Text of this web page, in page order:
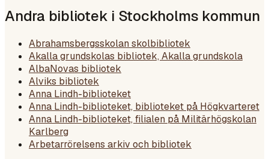
Andra bibliotek i Stockholms kommun
Abrahamsbergsskolan skolbibliotek
Akalla grundskolas bibliotek, Akalla grundskola
AlbaNovas bibliotek
Alviks bibliotek
Anna Lindh-biblioteket
Anna Lindh-biblioteket, biblioteket på Högkvarteret
Anna Lindh-biblioteket, filialen på Militärhögskolan
Karlberg
Arbetarrörelsens arkiv och bibliotek